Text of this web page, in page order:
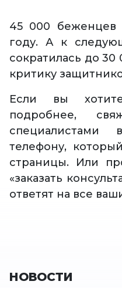
45 000 беженцев
году. А к
сократилась до
критику
Если вы
подробнее,
телефону,
страницы. Или
«заказать
ответят на все
НОВОСТИ